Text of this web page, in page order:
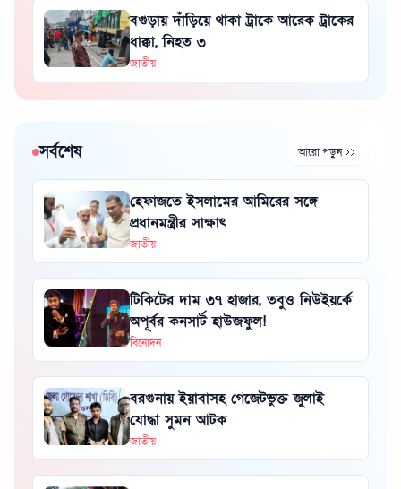
বগুড়ায় দাঁড়িয়ে থাকা ট্রাকে আরেক ট্রাকের
ধাক্কা, নিহত ৩
জাতীয়
সর্বশেষ আরো পড়ুন
হেফাজতে ইসলামের আমিরের সঙ্গে
প্রধানমন্ত্রীর সাক্ষাৎ
জাতীয়
টিকিটের দাম ৩৭ হাজার, তবুও নিউইয়র্কে
অপূর্বর কনসার্ট হাউজফুল!
বিনোদন
বরগুনায় ইয়াবাসহ গেজেটভুক্ত জুলাই
যোদ্ধা সুমন আটক
জাতীয়